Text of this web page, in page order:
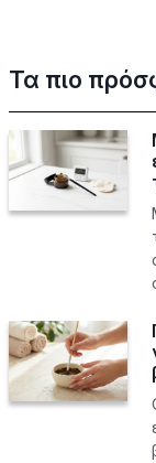
Τα πιο